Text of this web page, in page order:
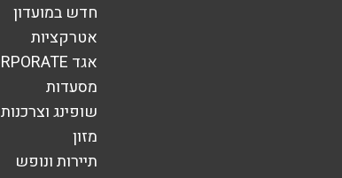
חדש במועדון
אטרקציות
אגד CORPORATE
מסעדות
שופינג וצרכנות
מזון
תיירות ונופש